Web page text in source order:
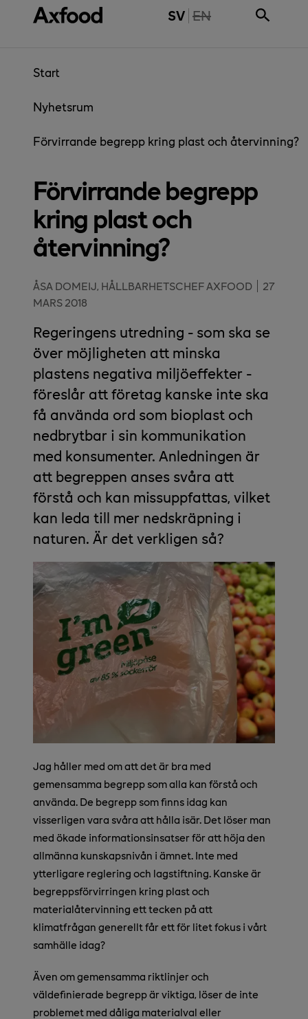
Gå direkt till innehåll SV THE PAGE IS NOT
EN
Start
Nyhetsrum
Förvirrande begrepp kring plast och återvinning?
Förvirrande begrepp
kring plast och
återvinning?
ÅSA DOMEIJ, HÅLLBARHETSCHEF AXFOOD
27
MARS 2018
Regeringens utredning - som ska se
över möjligheten att minska
plastens negativa miljöeffekter -
föreslår att företag kanske inte ska
få använda ord som bioplast och
nedbrytbar i sin kommunikation
med konsumenter. Anledningen är
att begreppen anses svåra att
förstå och kan missuppfattas, vilket
kan leda till mer nedskräpning i
naturen. Är det verkligen så?
Jag håller med om att det är bra med
gemensamma begrepp som alla kan förstå och
använda. De begrepp som finns idag kan
visserligen vara svåra att hålla isär. Det löser man
med ökade informationsinsatser för att höja den
allmänna kunskapsnivån i ämnet. Inte med
ytterligare reglering och lagstiftning. Kanske är
begreppsförvirringen kring plast och
materialåtervinning ett tecken på att
klimatfrågan generellt får ett för litet fokus i vårt
samhälle idag?
Även om gemensamma riktlinjer och
väldefinierade begrepp är viktiga, löser de inte
problemet med dåliga materialval eller